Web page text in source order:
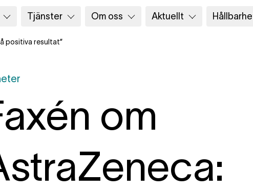
Tjänster Om oss Aktuellt
positiva resultat”
om